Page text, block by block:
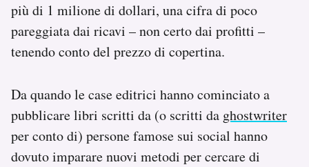
più di 1 milione di dollari, una cifra di poco
pareggiata dai ricavi – non certo dai profitti –
tenendo conto del prezzo di copertina.
Da quando le case editrici hanno cominciato a
pubblicare libri scritti da (o scritti da ghostwriter
per conto di) persone famose sui social hanno
dovuto imparare nuovi metodi per cercare di